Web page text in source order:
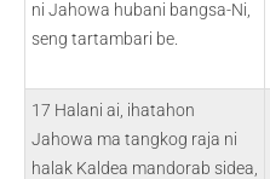
ni Jahowa hubani bangsa-Ni,
seng tartambari be.
17 Halani ai, ihatahon
Jahowa ma tangkog raja ni
halak Kaldea mandorab sidea,